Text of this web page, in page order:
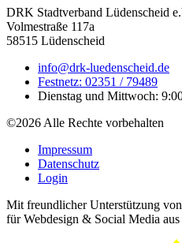
DRK Stadtverband Lüdenscheid
Volmestraße 117a
58515 Lüdenscheid
info@drk-luedenscheid.de
Festnetz: 02351 / 79489
Dienstag und Mittwoch:
©2026 Alle Rechte vorbehalten
Impressum
Datenschutz
Login
Mit freundlicher Unterstützung
für Webdesign & Social Media